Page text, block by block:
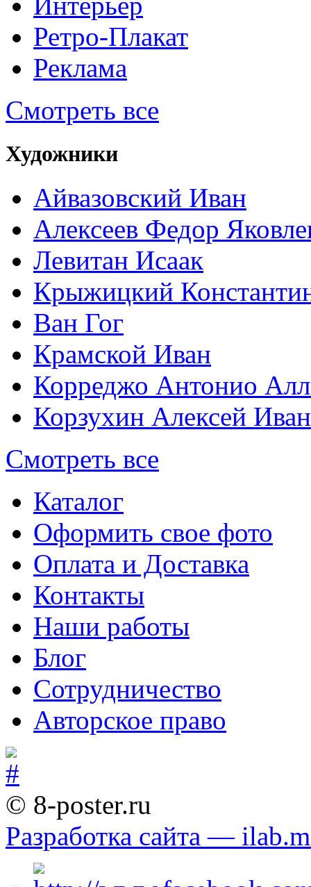
Ретро-Плакат
Реклама
Смотреть все
Художники
Айвазовский Иван
Алексеев Федор
Левитан Исаак
Крыжицкий
Ван Гог
Крамской Иван
Корреджо Антонио
Корзухин Алексей
Смотреть все
Каталог
Оформить свое фото
Оплата и Доставка
Контакты
Наши работы
Блог
Сотрудничество
Авторское право
© 8-poster.ru
Разработка сайта —